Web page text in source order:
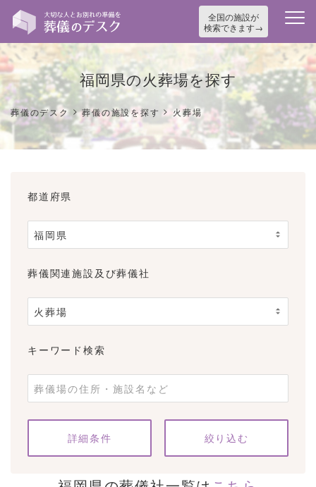
全国の施設が
検索できます
福岡県の火葬場を探す
葬儀のデスク >葬儀の施設を探す > 火葬場
都道府県
葬儀関連施設及び葬儀社
キーワード検索
条件をクリア
詳細条件